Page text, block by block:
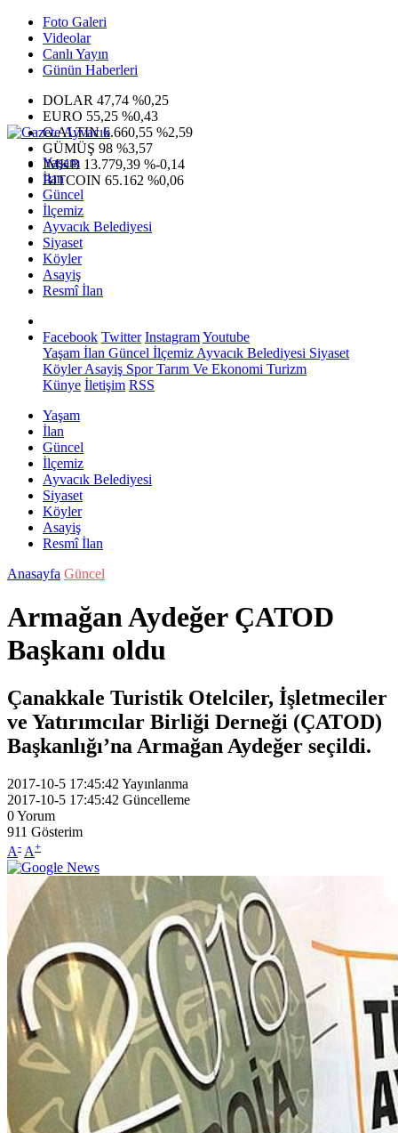
Foto Galeri
Videolar
Canlı Yayın
Günün Haberleri
DOLAR 47,74 %0,25
EURO 55,25 %0,43
G.ALTIN6.660,55 %2,59
GÜMÜŞ 98 %3,57
IMKB 13.779,39 %-0,14
BITCOIN 65.162 %0,06
Yaşam
İlan
Güncel
İlçemiz
Ayvacık Belediyesi
Siyaset
Köyler
Asayiş
Resmî İlan
Facebook Twitter InstagramYoutube
Yaşam İlan Güncel İlçemiz Ayvacık Belediyesi Siyaset
KöylerAsayiş SporTarım Ve Ekonomi Turizm
Künye İletişim RSS
Yaşam
İlan
Güncel
İlçemiz
Ayvacık Belediyesi
Siyaset
Köyler
Asayiş
Resmî İlan
Anasayfa Güncel
Armağan Aydeğer ÇATOD
Başkanı oldu
Çanakkale Turistik Otelciler, İşletmeciler
ve Yatırımcılar Birliği Derneği (ÇATOD)
Başkanlığı’na Armağan Aydeğer seçildi.
2017-10-5 17:45:42 Yayınlanma
2017-10-5 17:45:42 Güncelleme
0Yorum
911 Gösterim
A- A+